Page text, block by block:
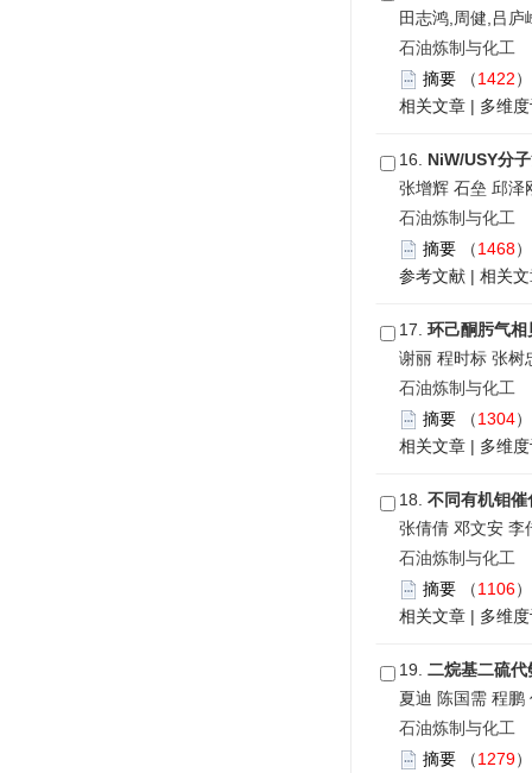
田志鸿,周健,吕庐
石油炼制与化工
摘要 （1422
相关文章 | 多维
16. NiW/USY分
张增辉 石垒 邱泽
石油炼制与化工
摘要 （1468
参考文献 | 相关
17. 环己酮肟气
谢丽 程时标 张树
石油炼制与化工
摘要 （1304
相关文章 | 多维
18. 不同有机钼
张倩倩 邓文安 李
石油炼制与化工
摘要 （1106
相关文章 | 多维
19. 二烷基二硫
夏迪 陈国需 程鹏
石油炼制与化工
摘要 （1279